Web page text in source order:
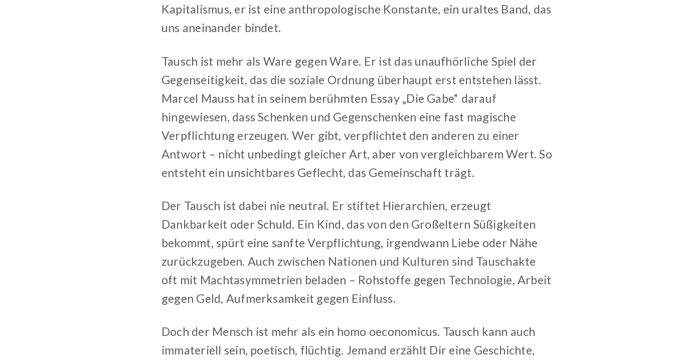
Kapitalismus, er ist eine anthropologische Konstante, ein uraltes Band, das
uns aneinander bindet.
Tausch ist mehr als Ware gegen Ware. Er ist das unaufhörliche Spiel der
Gegenseitigkeit, das die soziale Ordnung überhaupt erst entstehen lässt.
Marcel Mauss hat in seinem berühmten Essay „Die Gabe“ darauf
hingewiesen, dass Schenken und Gegenschenken eine fast magische
Verpflichtung erzeugen. Wer gibt, verpflichtet den anderen zu einer
Antwort – nicht unbedingt gleicher Art, aber von vergleichbarem Wert. So
entsteht ein unsichtbares Geflecht, das Gemeinschaft trägt.
Der Tausch ist dabei nie neutral. Er stiftet Hierarchien, erzeugt
Dankbarkeit oder Schuld. Ein Kind, das von den Großeltern Süßigkeiten
bekommt, spürt eine sanfte Verpflichtung, irgendwann Liebe oder Nähe
zurückzugeben. Auch zwischen Nationen und Kulturen sind Tauschakte
oft mit Machtasymmetrien beladen – Rohstoffe gegen Technologie, Arbeit
gegen Geld, Aufmerksamkeit gegen Einfluss.
Doch der Mensch ist mehr als ein homo oeconomicus. Tausch kann auch
immateriell sein, poetisch, flüchtig. Jemand erzählt Dir eine Geschichte,